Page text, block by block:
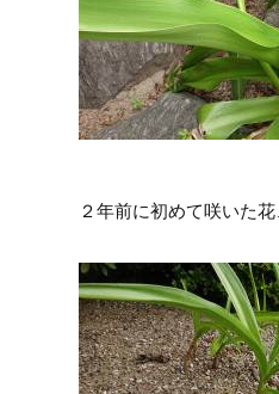
２年前に初めて咲いた